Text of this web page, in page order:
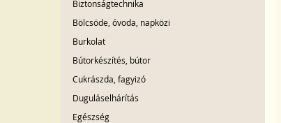
Biztonságtechnika
Bölcsöde, óvoda, napközi
Burkolat
Bútorkészítés, bútor
Cukrászda, fagyizó
Duguláselhárítás
Egészség